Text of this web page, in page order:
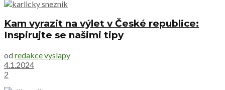
Kam vyrazit na výlet v České republice:
Inspirujte se našimi tipy
od redakce vyslapy
4.1.2024
2